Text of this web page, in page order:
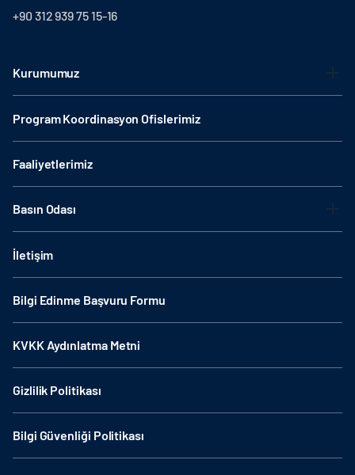
+90 312 939 75 15-16
Kurumumuz
Program Koordinasyon Ofislerimiz
Faaliyetlerimiz
Basın Odası
İletişim
Bilgi Edinme Başvuru Formu
KVKK Aydınlatma Metni
Gizlilik Politikası
Bilgi Güvenliği Politikası